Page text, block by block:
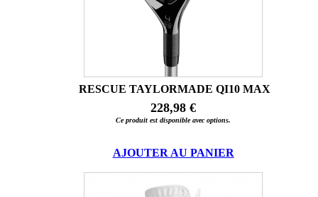
RESCUE TAYLORMADE QI10 MAX
228,98 €
Ce produit est disponible avec options.
AJOUTER AU PANIER